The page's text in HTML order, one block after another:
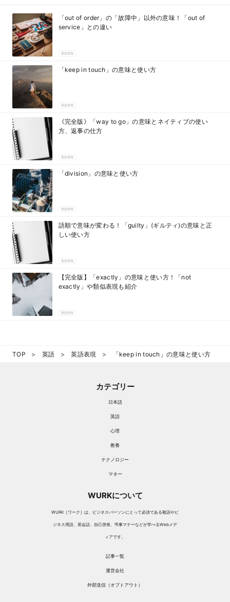
「out of order」の「故障中」以外の意味！「out of
service」との違い
英語表現
「keep in touch」の意味と使い方
英語表現
《完全版》「way to go」の意味とネイティブの使い
方、返事の仕方
英語表現
「division」の意味と使い方
英語表現
語順で意味が変わる！「guilty」(ギルティ)の意味と正
しい使い方
英語表現
【完全版】「exactly」の意味と使い方！「not
exactly」や類似表現も紹介
英語表現
TOP 英語 英語表現 「keep in touch」の意味と使い方
カテゴリー
日本語
英語
心理
教養
テクノロジー
マネー
WURKについて
WURK［ワーク］は、ビジネスパーソンにとって必須である敬語やビ
ジネス用語、英会話、自己啓発、弔事マナーなどが学べるWebメデ
ィアです。
記事一覧
運営会社
外部送信（オプトアウト）